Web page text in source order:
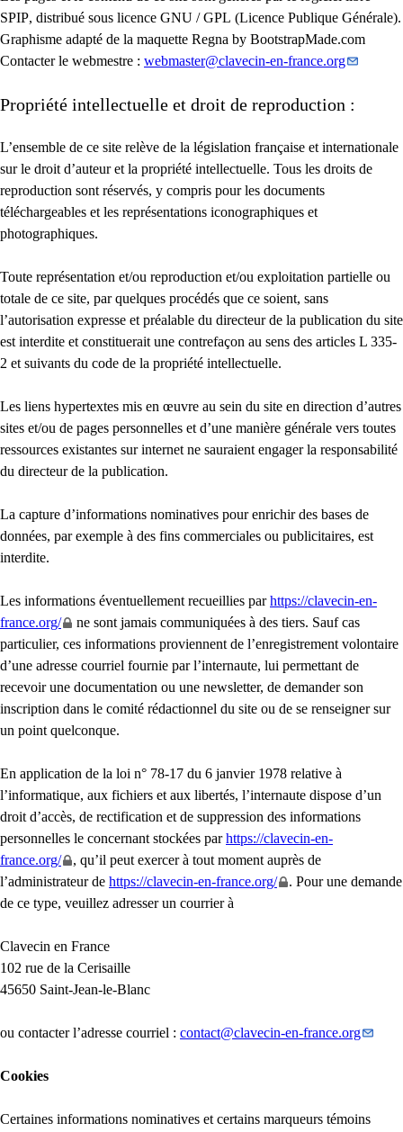
SPIP, distribué sous licence GNU /GPL (Licence Publique Générale).
Graphisme adapté de la maquette Regna by BootstrapMade.com
Contacter le webmestre : webmaster@clavecin-en-france.org
Propriété intellectuelle et droit de reproduction :
L’ensemble de ce site relève de la législation française et internationale
sur le droit d’auteur et la propriété intellectuelle. Tous les droits de
reproduction sont réservés, y compris pour les documents
téléchargeables et les représentations iconographiques et
photographiques.
Toute représentation et/ou reproduction et/ou exploitation partielle ou
totale de ce site, par quelques procédés que ce soient, sans
l’autorisation expresse et préalable du directeur de la publication du site
est interdite et constituerait une contrefaçon au sens des articles L 335-
2 et suivants du code de la propriété intellectuelle.
Les liens hypertextes mis en œuvre au sein du site en direction d’autres
sites et/ou de pages personnelles et d’une manière générale vers toutes
ressources existantes sur internet ne sauraient engager la responsabilité
du directeur de la publication.
La capture d’informations nominatives pour enrichir des bases de
données, par exemple à des fins commerciales ou publicitaires, est
interdite.
Les informations éventuellement recueillies parhttps://clavecin-en-
france.org/
ne sont jamais communiquées à des tiers. Sauf cas
particulier, ces informations proviennent de l’enregistrement volontaire
d’une adresse courriel fournie par l’internaute, lui permettant de
recevoir une documentation ou une newsletter, de demander son
inscription dans le comité rédactionnel du site ou de se renseigner sur
un point quelconque.
En application de la loi n° 78-17 du 6 janvier 1978 relative à
l’informatique, aux fichiers et aux libertés, l’internaute dispose d’un
droit d’accès, de rectification et de suppression des informations
personnelles le concernant stockées parhttps://clavecin-en-
france.org/
, qu’il peut exercer à tout moment auprès de
l’administrateur de https://clavecin-en-france.org/
. Pour une demande
de ce type, veuillez adresser un courrier à
Clavecin en France
102 rue de la Cerisaille
45650 Saint-Jean-le-Blanc
ou contacter l’adresse courriel : contact@clavecin-en-france.org
Cookies
Certaines informations nominatives et certains marqueurs témoins